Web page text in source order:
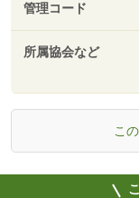
管理コード
所属協会など
こ